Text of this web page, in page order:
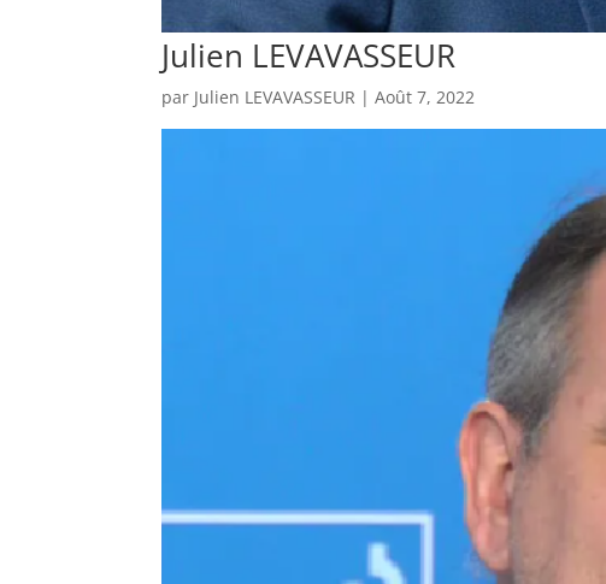
Julien LEVAVASSEUR
par Julien LEVAVASSEUR |Août 7, 2022